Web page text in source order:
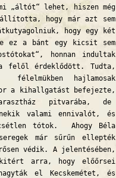
„áltót“ lehet, hiszen még
hogy már azt sem
hogy egy két
ez a bánt egy kicsit sem
honnan indultak
felől érdeklődött. Tudta,
hajlamosak
a kihallgatást befejezte,
pitvarába, de
valami ennivalót, és
tótok. Ahogy Béla
már sűrűn ellepték
védik. A jelentésében,
arra, hogy előőrsei
el Kecskemétet, és